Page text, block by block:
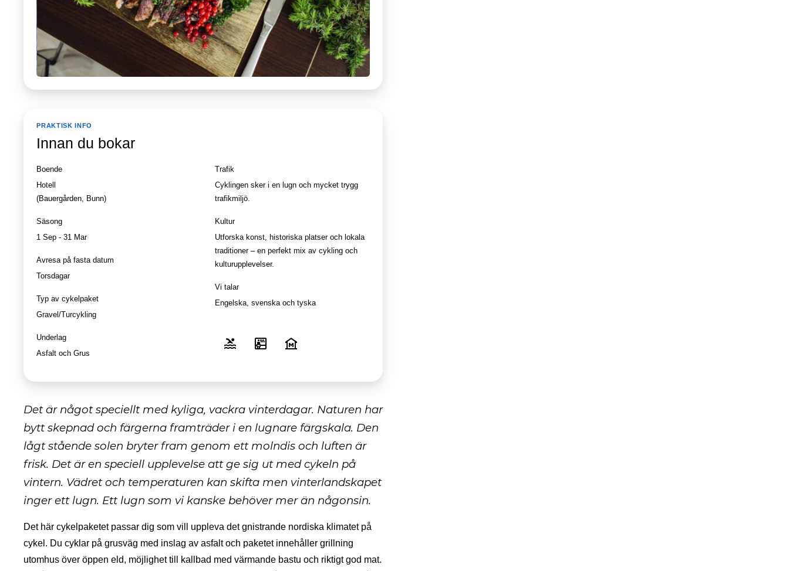
PRAKTISK INFO
Innan du bokar
Boende
Hotell
(Bauergården, Bunn)
Säsong
1 Sep - 31 Mar
Avresa på fasta datum
Torsdagar
Typ av cykelpaket
Gravel/Turcykling
Underlag
Asfalt och Grus
Trafik
Cyklingen sker i en lugn och mycket trygg
trafikmiljö.
Kultur
Utforska konst, historiska platser och lokala
traditioner – en perfekt mix av cykling och
kulturupplevelser.
Vi talar
Engelska svenska och tyska
Det är något speciellt med kyliga, vackra vinterdagar. Naturen har
bytt skepnad och färgerna framträder i en lugnare färgskala. Den
lågt stående solen bryter fram genom ett molndis och luften är
frisk. Det är en speciell upplevelse att ge sig ut med cykeln på
vintern. Vädret och temperaturen kan skifta men vinterlandskapet
inger ett lugn. Ett lugn som vi kanske behöver mer än någonsin.
Det här cykelpaketet passar dig som vill uppleva det gnistrande nordiska klimatet på
cykel. Du cyklar på grusväg med inslag av asfalt och paketet innehåller grillning
utomhus över öppen eld, möjlighet till kallbad med värmande bastu och riktigt god mat.